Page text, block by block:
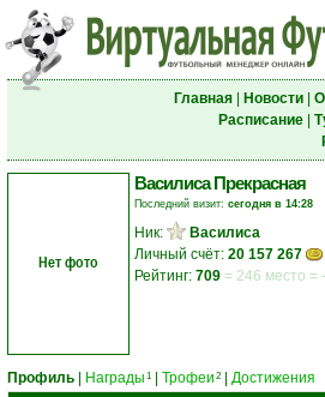
Главная| Новости|
Расписание|
Нет фото
Василиса Прекрасная
Последний визит: сегодня в 14:28
Ник:
Василиса
Личный счёт: 20 157 267
Рейтинг: 709 = 246 место =
Профиль Награды 1 Трофеи 2
Достижения